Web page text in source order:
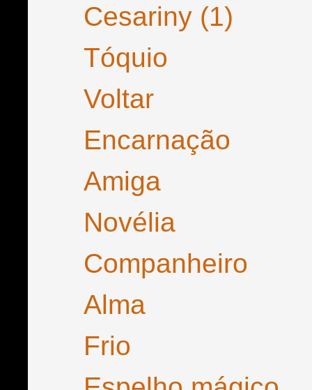
Cesariny (1)
Tóquio
Voltar
Encarnação
Amiga
Novélia
Companheiro
Alma
Frio